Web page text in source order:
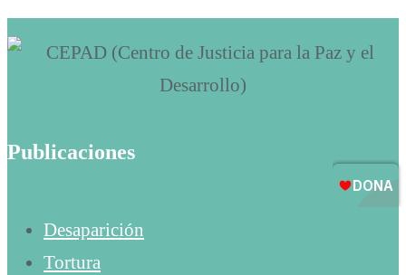
Publicaciones
Desaparición
Tortura